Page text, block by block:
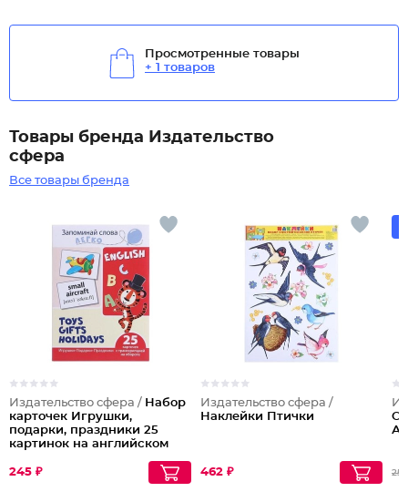
Просмотренные товары
+ 1 товаров
Товары бренда Издательство
сфера
Все товары бренда
Издательство сфера / Набор
карточек Игрушки,
подарки, праздники 25
картинок на английском
245 ₽
Издательство сфера /
Наклейки Птички
462 ₽ 253